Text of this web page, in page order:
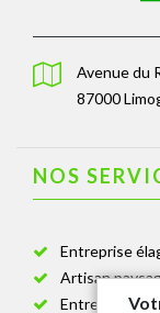
Avenue du
87000
NOS
Entreprise
Artisan
Entreprise de